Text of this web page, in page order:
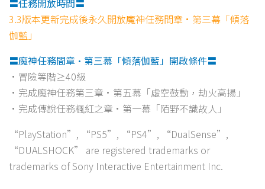
〓任務開放時間〓
3.3版本更新完成後永久開放魔神任務間章·第三幕「傾落
伽藍」
〓魔神任務間章·第三幕「傾落伽藍」開啟條件〓
•冒險等階≥40級
•完成魔神任務第三章·第五幕「虛空鼓動，劫火高揚」
•完成傳說任務楓紅之章·第一幕「陌野不識故人」
“PlayStation”, “PS5”, “PS4”, “DualSense”,
“DUALSHOCK” are registered trademarks or
trademarks of Sony Interactive Entertainment Inc.